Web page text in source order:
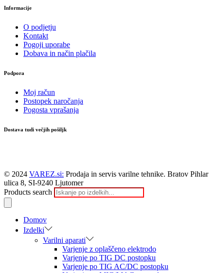
Informacije
O podjetju
Kontakt
Pogoji uporabe
Dobava in način plačila
Podpora
Moj račun
Postopek naročanja
Pogosta vprašanja
Dostava tudi večjih pošiljk
© 2024 VAREZ.si: Prodaja in servis varilne tehnike. Bratov Pihlar
ulica 8, SI-9240 Ljutomer
Products search
Domov
Izdelki
Varilni aparati
Varjenje z oplaščeno elektrodo
Varjenje po TIG DC postopku
Varjenje po TIG AC/DC postopku